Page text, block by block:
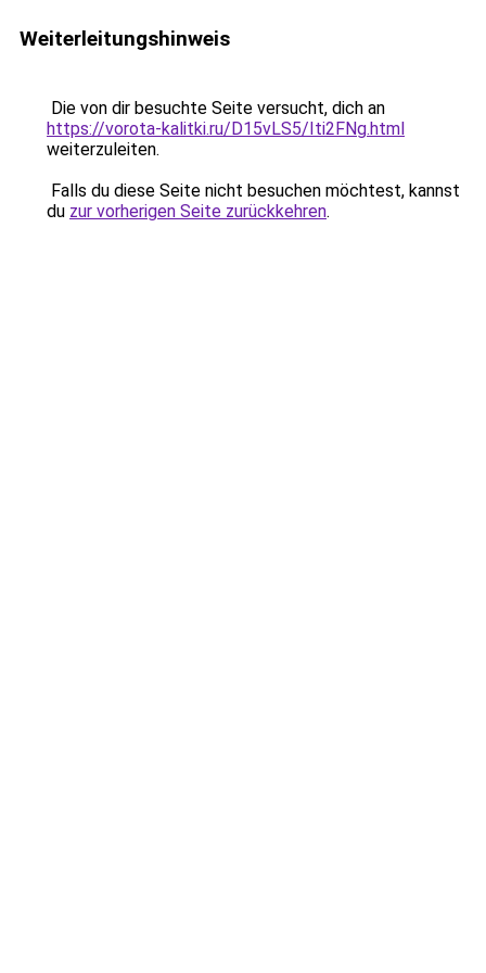
Weiterleitungshinweis
Die von dir besuchte Seite versucht, dich an
https://vorota-kalitki.ru/D15vLS5/Iti2FNg.html
weiterzuleiten.
Falls du diese Seite nicht besuchen möchtest, kannst
du zur vorherigen Seite zurückkehren.